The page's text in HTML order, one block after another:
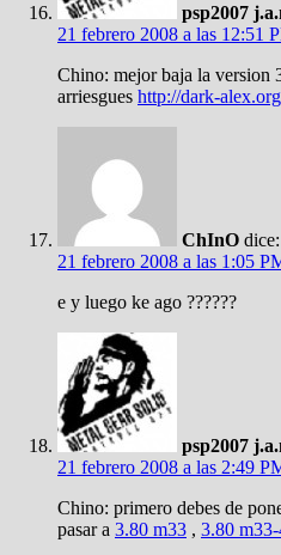
psp2007
21 febrero 2008 a las 12:51
Chino: mejor baja la version
arriesgues http://dark-
ChInO dice:
21 febrero 2008 a las 1:05
e y luego ke ago ??????
psp2007
21 febrero 2008 a las 2:49
Chino: primero debes de
pasar a 3.80 m33 , 3.80